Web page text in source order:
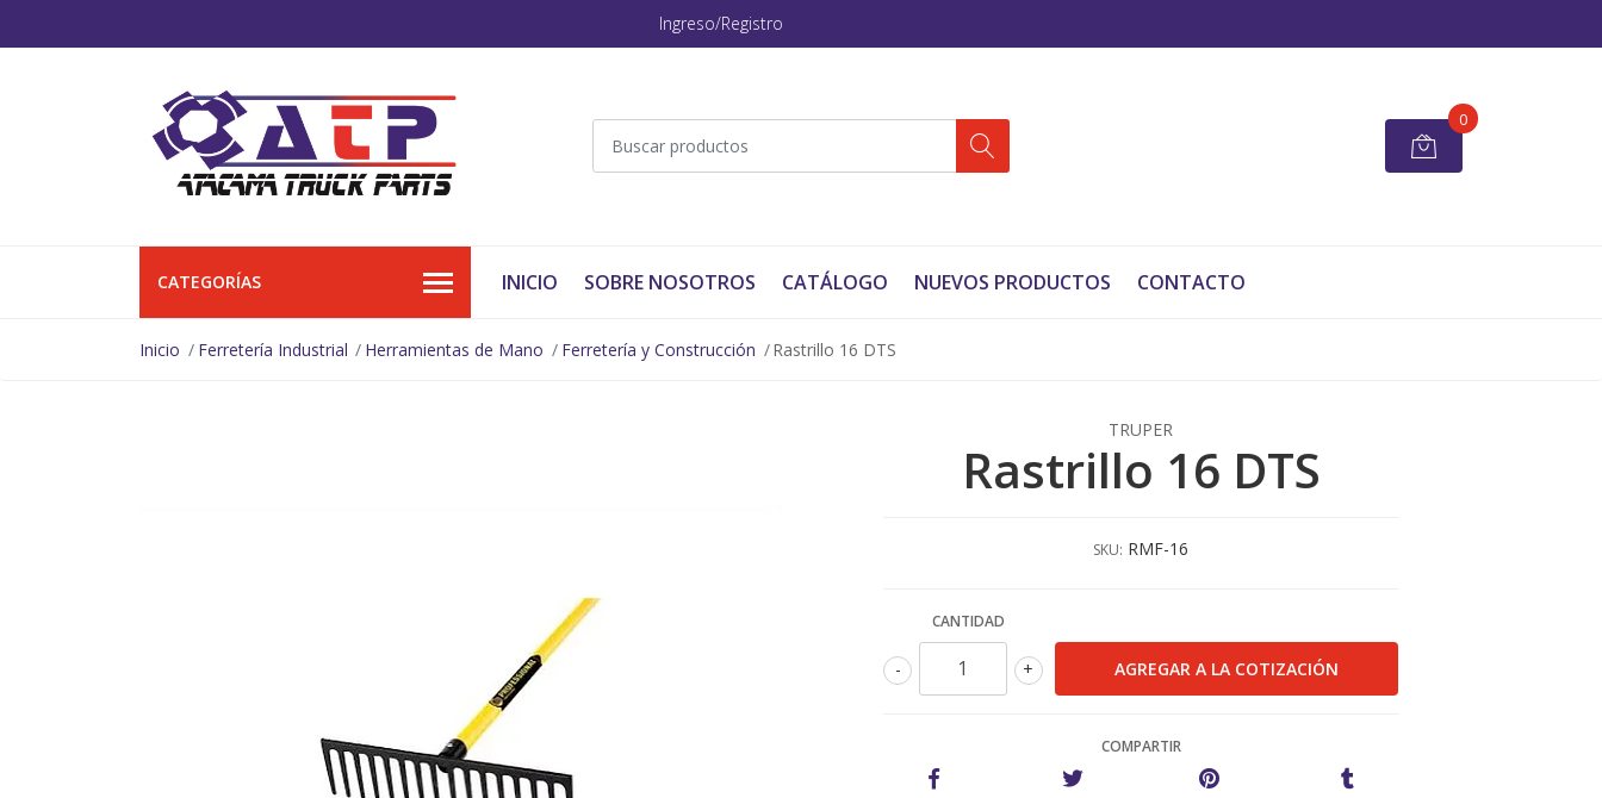
Ingreso/Registro
0
CATEGORÍAS INICIO SOBRE NOSOTROS CATÁLOGO NUEVOS PRODUCTOS CONTACTO
Inicio Ferretería Industrial Herramientas de Mano Ferretería y Construcción Rastrillo 16 DTS
TRUPER
Rastrillo 16 DTS
SKU: RMF-16
CANTIDAD
+
-
COMPARTIR